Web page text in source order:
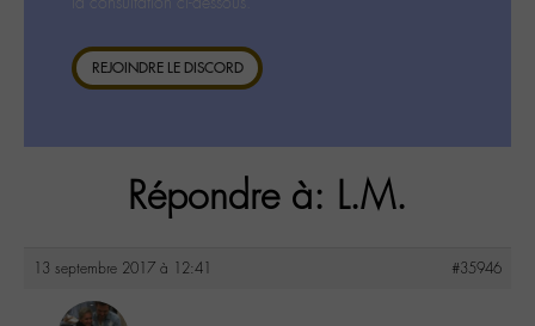
REJOINDRE LE DISCORD
Répondre à: L.M.
13 septembre 2017 à 12:41 #35946